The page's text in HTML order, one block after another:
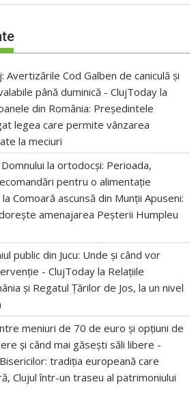
Avertizările Cod Galben de caniculă și
până duminică - ClujToday la
din România: Președintele
legea care permite vânzarea
la meciuri
la ortodocși: Perioada,
pentru o alimentație
laComoară ascunsă din Munții Apuseni:
amenajarea Peșterii Humpleu
public din Jucu: Unde și când vor
- ClujToday la Relațiile
și Regatul Țărilor de Jos, la un nivel
meniuri de 70 de euro și opțiuni de
și când mai găsești săli libere -
tradiția europeană care
Clujul într-un traseu al patrimoniului